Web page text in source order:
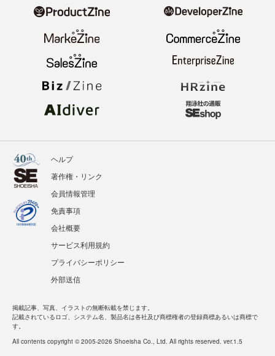
ヘルプ
著作権・リンク
会員情報管理
免責事項
会社概要
サービス利用規約
プライバシーポリシー
外部送信
掲載記事、写真、イラストの無断転載を禁じます。
記載されているロゴ、システム名、製品名は各社及び商標権者の登録商標あるいは商標で
す。
All contents copyright © 2005-2026 Shoeisha Co., Ltd. All rights reserved. ver.1.5